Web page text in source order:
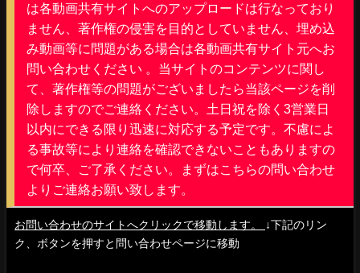
は各動画共有サイトへのアップロードは行なっており
ません、著作権の侵害を目的としていません、埋め込
み動画等に問題がある場合は各動画共有サイト元へお
問い合わせください 。当サイトのコンテンツに関し
て、著作権等の問題がございましたら当該ページを削
除しますのでご連絡ください。土日祝を除く3営業日
以内にできる限り迅速に対応する予定です。不慮によ
る事故等により連絡を確認できないこともありますの
で何卒、ご了承ください。まずはこちらの問い合わせ
よりご連絡お願い致します。
お問い合わせのサイトへクリックで移動します。
↓下記のリン
ク、ボタンを押すと問い合わせページに移動